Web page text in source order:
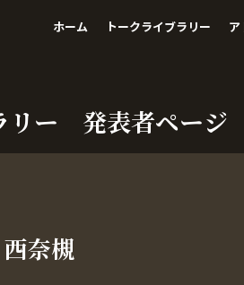
ホーム トークライブラリー ア
リー 発表者ページ
西奈槻